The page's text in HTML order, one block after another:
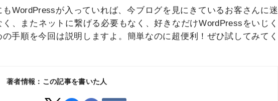
WordPressが入っていれば、今ブログを見にきているお客さんに迷
、またネットに繋げる必要もなく、好きなだけWordPressをいじく
手順を今回は説明しますよ。簡単なのに超便利！ぜひ試してみてく
著者情報：この記事を書いた人